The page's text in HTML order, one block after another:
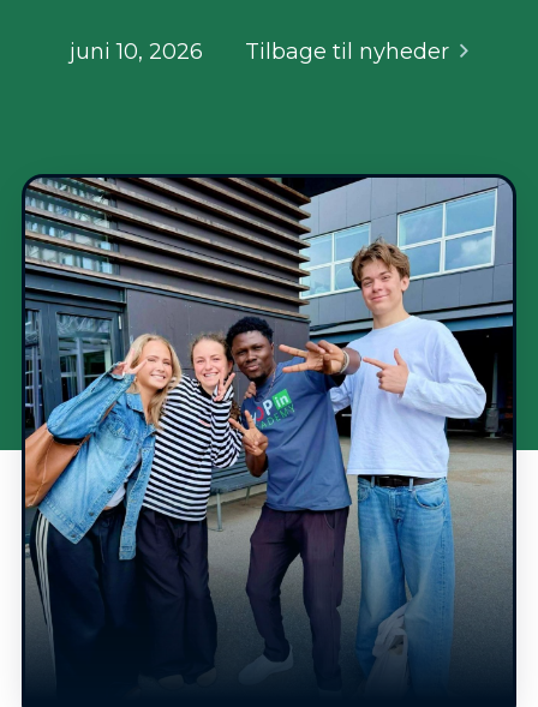
juni 10, 2026 Tilbage til nyheder